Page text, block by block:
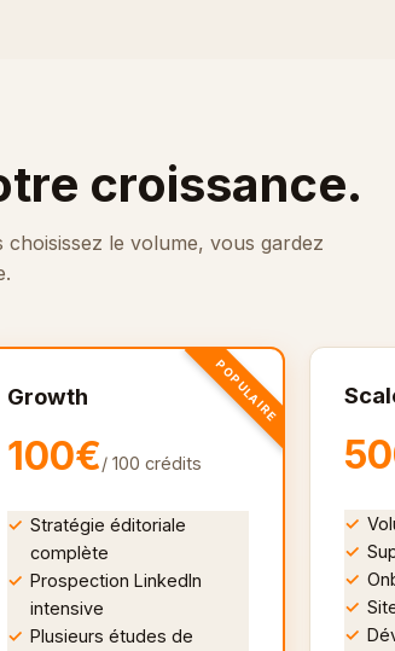
croissance.
le volume, vous gardez
POPULAIRE
Growth
100€/ 100 crédits
Stratégie éditoriale
complète
Prospection LinkedIn
intensive
Plusieurs études de